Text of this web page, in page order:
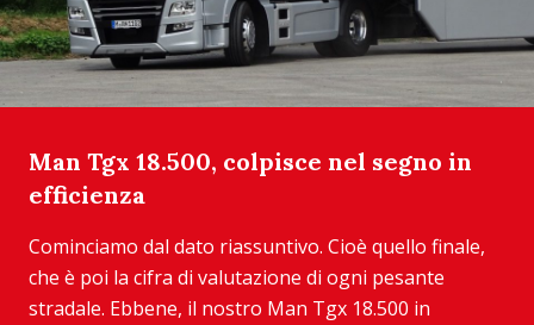
Man Tgx 18.500, colpisce nel segno in
efficienza
Cominciamo dal dato riassuntivo. Cioè quello finale,
che è poi la cifra di valutazione di ogni pesante
stradale. Ebbene, il nostro Man Tgx 18.500 in